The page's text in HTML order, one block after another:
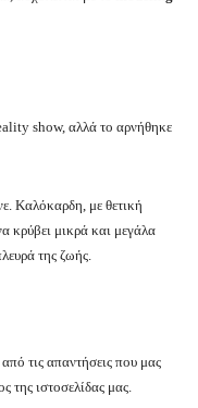
show, αλλά το αρνήθηκε
Καλόκαρδη, με θετική
κρύβει μικρά και μεγάλα
της ζωής.
τις απαντήσεις που μας
της ιστοσελίδας μας.